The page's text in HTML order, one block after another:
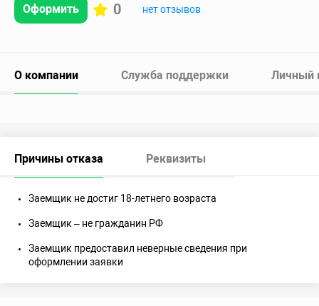
Оформить 0 нет отзывов
О компании Служба поддержки Личный
Причины отказа Реквизиты
Заемщик не достиг 18-летнего возраста
Заемщик – не гражданин РФ
Заемщик предоставил неверные сведения при
оформлении заявки